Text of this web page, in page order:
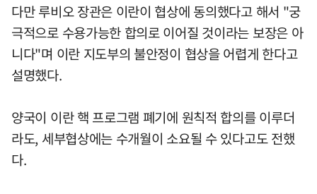
다만 루비오 장관은 이란이 협상에 동의했다고 해서 "궁
극적으로 수용가능한 합의로 이어질 것이라는 보장은 아
니다"며 이란 지도부의 불안정이 협상을 어렵게 한다고
설명했다.
양국이 이란 핵 프로그램 폐기에 원칙적 합의를 이루더
라도, 세부협상에는 수개월이 소요될 수 있다고도 전했
다.